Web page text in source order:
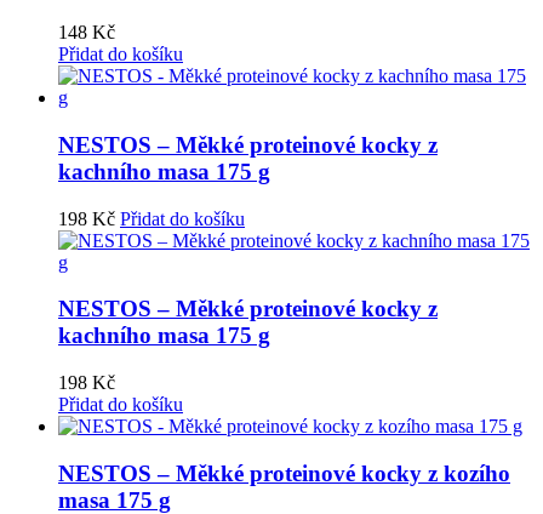
148 Kč
Přidat do košíku
NESTOS – Měkké proteinové kocky z
kachního masa 175 g
198 Kč Přidat do košíku
NESTOS – Měkké proteinové kocky z
kachního masa 175 g
198 Kč
Přidat do košíku
NESTOS – Měkké proteinové kocky z kozího
masa 175 g